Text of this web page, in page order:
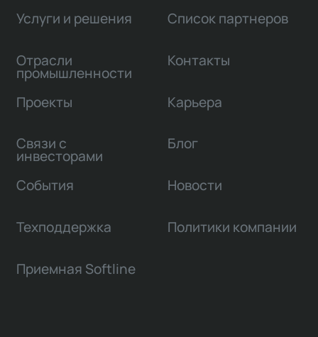
Услуги и решения
Отрасли
промышленности
Проекты
Связи с
инвесторами
Список партнеров
Контакты
Карьера
Блог
События Новости
Техподдержка Политики компании
Приемная Softline